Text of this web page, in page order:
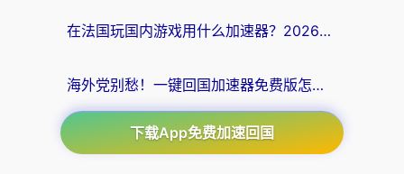
在法国玩国内游戏用什么加速器？2026实测解决延迟卡顿的实用指南
海外党别愁！一键回国加速器免费版怎么选？从踩坑到流畅访问的全攻略
下载App免费加速回国